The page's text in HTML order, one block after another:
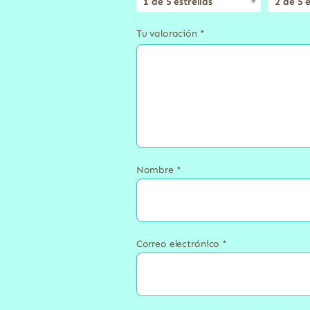
Tu valoración *
Nombre *
Correo electrónico *